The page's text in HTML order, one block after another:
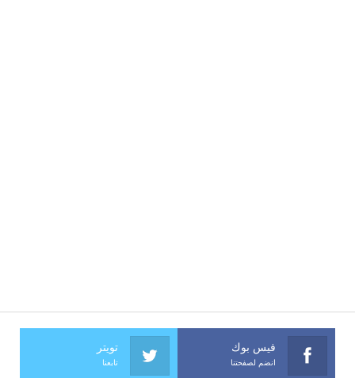
فيس بوك
انضم لصفحتنا
تويتر
تابعنا